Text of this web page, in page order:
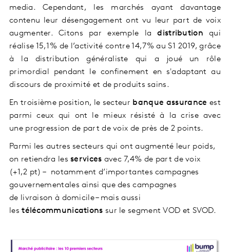
media. Cependant, les marchés ayant davantage
contenu leur désengagement ont vu leur part de voix
augmenter. Citons par exemple ladistribution qui
réalise 15,1% de l’activité contre 14,7% au S1 2019, grâce
à la distribution généraliste qui a joué un rôle
primordial pendant le confinement en s'adaptant au
discours de proximité et de produits sains.
En troisième position, le secteur banque assurance est
parmi ceux qui ont le mieux résisté à la crise avec
une progression de part de voix de près de 2 points.
Parmi les autres secteurs qui ont augmenté leur poids,
on retiendra lesservices avec 7,4% de part de voix
(+1,2 pt) – notamment d’importantes campagnes
gouvernementales ainsi que des campagnes
de livraison à domicile – mais aussi
lestélécommunications sur le segment VOD et SVOD.